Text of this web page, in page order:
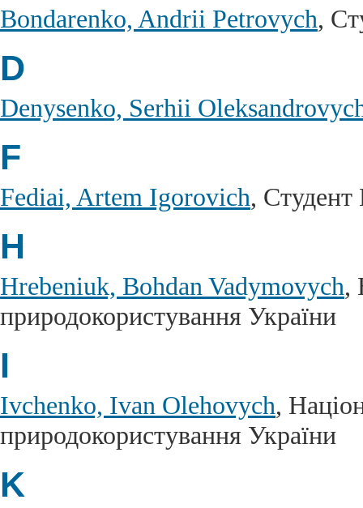
Bondarenko, Andrii Petrovych,
D
Denysenko, Serhii
F
Fediai, Artem Igorovich,
H
Hrebeniuk, Bohdan Vadymovych,
природокористування України
I
Ivchenko, Ivan Olehovych,
природокористування України
K